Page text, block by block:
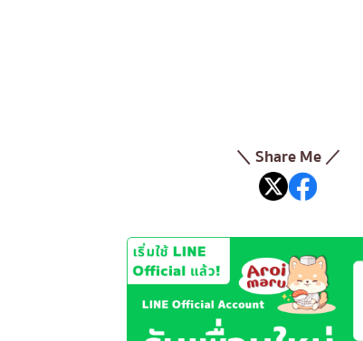
＼ Share Me ／